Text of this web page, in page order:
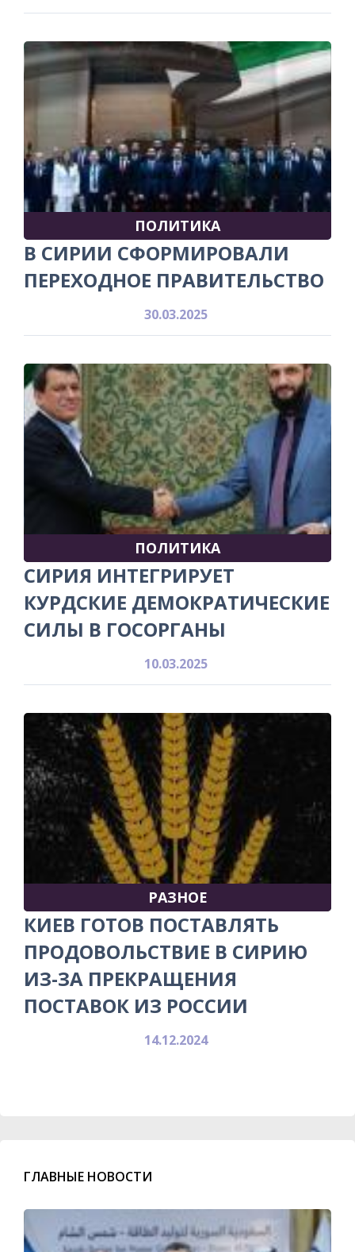
ПОЛИТИКА
В СИРИИ СФОРМИРОВАЛИ
ПЕРЕХОДНОЕ ПРАВИТЕЛЬСТВО
30.03.2025
ПОЛИТИКА
СИРИЯ ИНТЕГРИРУЕТ
КУРДСКИЕ ДЕМОКРАТИЧЕСКИЕ
СИЛЫ В ГОСОРГАНЫ
10.03.2025
РАЗНОЕ
КИЕВ ГОТОВ ПОСТАВЛЯТЬ
ПРОДОВОЛЬСТВИЕ В СИРИЮ
ИЗ-ЗА ПРЕКРАЩЕНИЯ
ПОСТАВОК ИЗ РОССИИ
14.12.2024
ГЛАВНЫЕ НОВОСТИ